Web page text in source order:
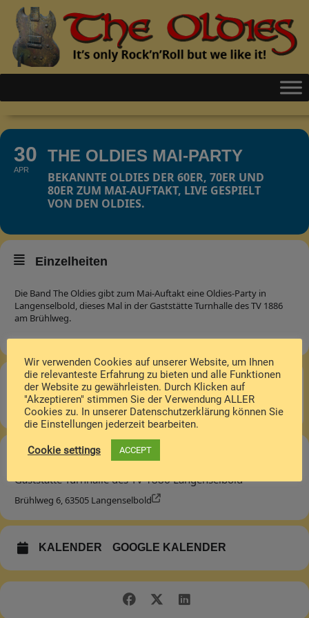
30
APR
THE OLDIES MAI-PARTY
BEKANNTE OLDIES DER 60ER, 70ER UND
80ER ZUM MAI-AUFTAKT, LIVE GESPIELT
VON DEN OLDIES.
Einzelheiten
Die Band The Oldies gibt zum Mai-Auftakt eine Oldies-Party in
Langenselbold, dieses Mal in der Gaststätte Turnhalle des TV 1886
am Brühlweg.
Zeit
Dienstag 30.04.2024, 20:00 8:00pm
Ort
Gaststätte Turnhalle des TV 1886 Langenselbold
Brühlweg 6, 63505 Langenselbold
KALENDER GOOGLE KALENDER
Wir verwenden Cookies auf unserer Website, um Ihnen
die relevanteste Erfahrung zu bieten und alle Funktionen
der Website zu gewährleisten. Durch Klicken auf
"Akzeptieren" stimmen Sie der Verwendung ALLER
Cookies zu. In unserer Datenschutzerklärung können Sie
die Einstellungen jederzeit bearbeiten.
Cookie settings ACCEPT